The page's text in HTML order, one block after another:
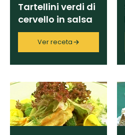
Tartellini verdi di
cervello in salsa
di peperoni
Ver receta